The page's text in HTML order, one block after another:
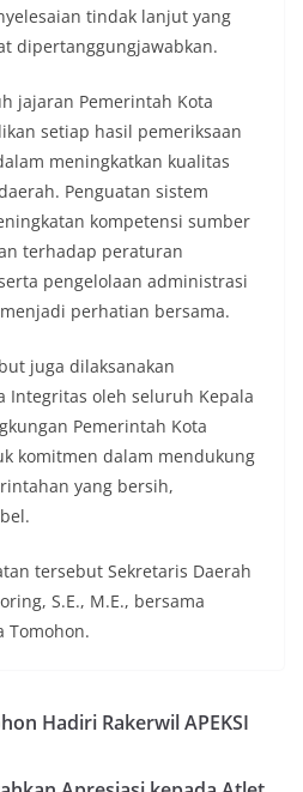
tindak lanjut yang
dipertanggungjawabkan.
jajaran Pemerintah Kota
setiap hasil pemeriksaan
meningkatkan kualitas
Penguatan sistem
kompetensi sumber
terhadap peraturan
pengelolaan administrasi
perhatian bersama.
juga dilaksanakan
Integritas oleh seluruh Kepala
Pemerintah Kota
komitmen dalam mendukung
yang bersih,
tersebut Sekretaris Daerah
S.E., M.E., bersama
Tomohon.
Hadiri Rakerwil APEKSI